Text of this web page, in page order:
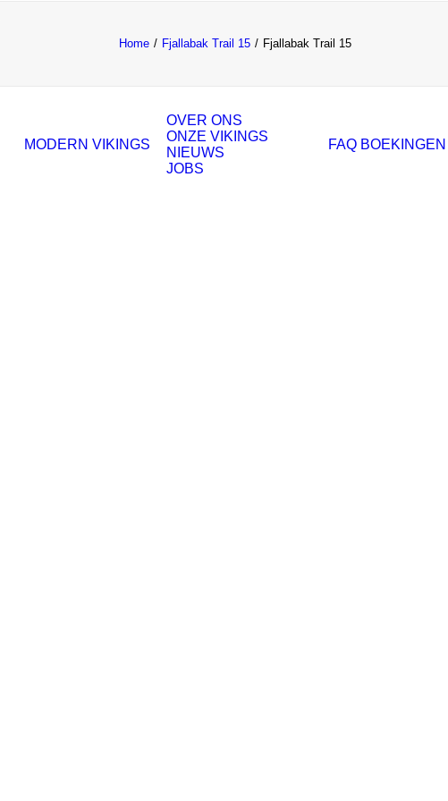
MODERN VIKINGS
OVER ONS
ONZE VIKINGS
NIEUWS
JOBS
FAQ
Home Fjallabak Trail 15 Fjallabak Trail 15